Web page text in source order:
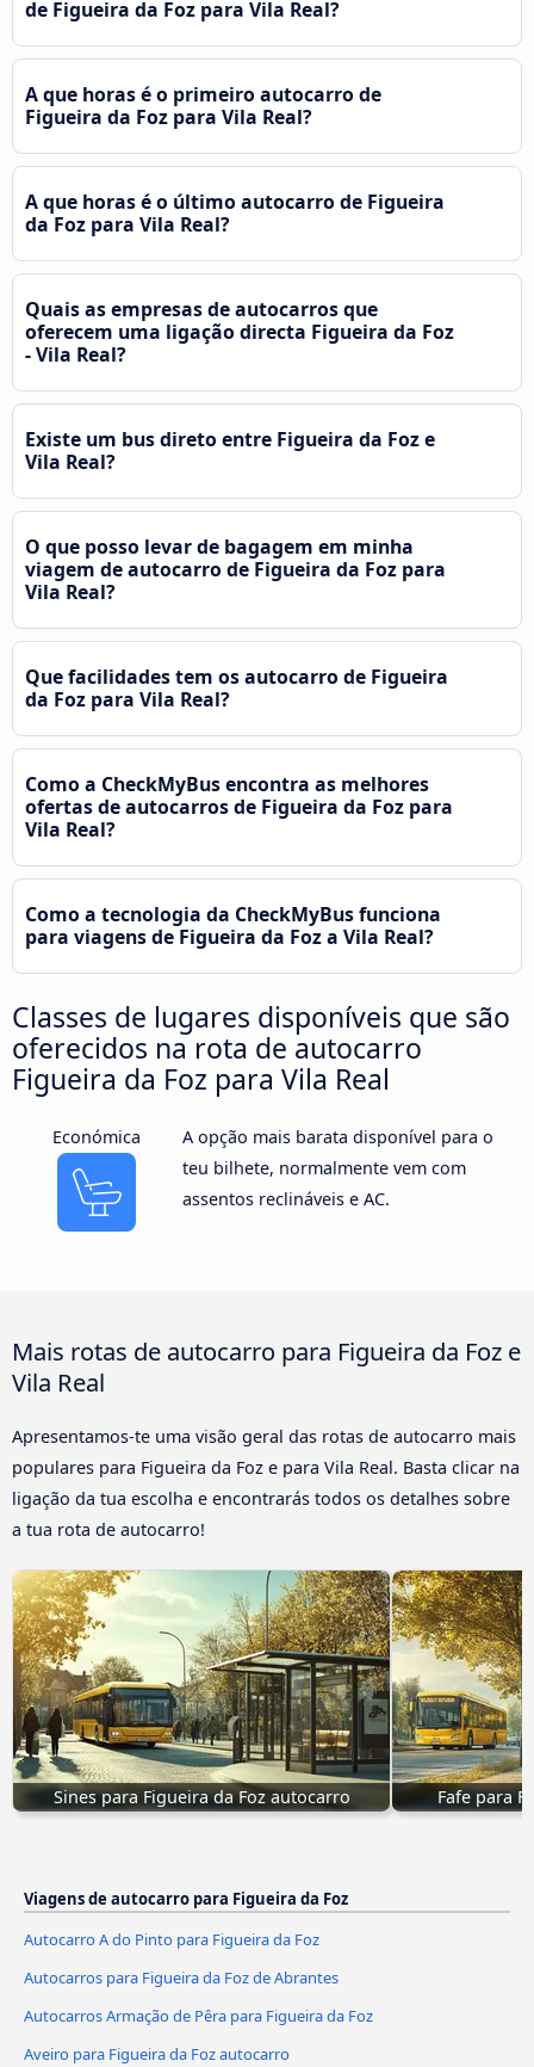
de Figueira da Foz para Vila Real?
A que horas é o primeiro autocarro de
Figueira da Foz para Vila Real?
A que horas é o último autocarro de Figueira
da Foz para Vila Real?
Quais as empresas de autocarros que
oferecem uma ligação directa Figueira da Foz
- Vila Real?
Existe um bus direto entre Figueira da Foz e
Vila Real?
O que posso levar de bagagem em minha
viagem de autocarro de Figueira da Foz para
Vila Real?
Que facilidades tem os autocarro de Figueira
da Foz para Vila Real?
Como a CheckMyBus encontra as melhores
ofertas de autocarros de Figueira da Foz para
Vila Real?
Como a tecnologia da CheckMyBus funciona
para viagens de Figueira da Foz a Vila Real?
Classes de lugares disponíveis que são
oferecidos na rota de autocarro
Figueira da Foz para Vila Real
Económica
A opção mais barata disponível para o
teu bilhete, normalmente vem com
assentos reclináveis e AC.
Mais rotas de autocarro para Figueira da Foz e
Vila Real
Apresentamos-te uma visão geral das rotas de autocarro mais
populares para Figueira da Foz e para Vila Real. Basta clicar na
ligação da tua escolha e encontrarás todos os detalhes sobre
a tua rota de autocarro!
Sines para Figueira da Foz autocarro Fafe para
Viagens de autocarro para Figueira da Foz
Autocarro A do Pinto para Figueira da Foz
Autocarros para Figueira da Foz de Abrantes
Autocarros Armação de Pêra para Figueira da Foz
Aveiro para Figueira da Foz autocarro